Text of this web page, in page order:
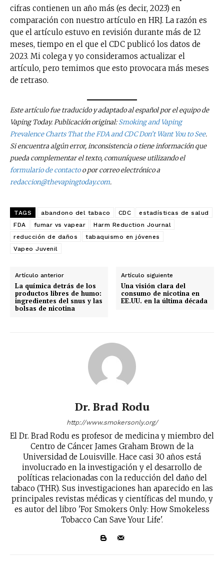
No te pierdas de las
últimas noticias
Suscríbete a nuestro boletín diario y
recibe todas las noticias del vapeo y la
reducción de daños en tu correo
cifras contienen un año más (es decir, 2023) en
comparación con nuestro artículo en HRJ. La razón es
que el artículo estuvo en revisión durante más de 12
meses, tiempo en el que el CDC publicó los datos de
2023. Mi colega y yo consideramos actualizar el
artículo, pero temimos que esto provocara más meses
de retraso.
Este artículo fue traducido y adaptado al español por el equipo de
Vaping Today. Publicación original:Smoking and Vaping
Prevalence Charts That the FDA and CDC Don’t Want You to See.
Si encuentra algún error, inconsistencia o tiene información que
pueda complementar el texto, comuníquese utilizando el
formulario de contactoo por correo electrónico a
redaccion@thevapingtoday.com.
TAGS abandono del tabaco CDC
estadísticas de salud
FDA
fumar vs vapear
Harm Reduction Journal
reducción de daños
tabaquismo en jóvenes
Vapeo Juvenil
Artículo anterior
La química detrás de los
productos libres de humo:
ingredientes del snus y las
bolsas de nicotina
Artículo siguiente
Una visión clara del
consumo de nicotina en
EE.UU. en la última década
Dr. Brad Rodu
http://www.smokersonly.org/
El Dr. Brad Rodu es profesor de medicina y miembro del
Centro de Cáncer James Graham Brown de la
Universidad de Louisville. Hace casi 30 años está
involucrado en la investigación y el desarrollo de
políticas relacionadas con la reducción del daño del
tabaco (THR). Sus investigaciones han aparecido en las
principales revistas médicas y científicas del mundo, y
es autor del libro 'For Smokers Only: How Smokeless
Tobacco Can Save Your Life'.